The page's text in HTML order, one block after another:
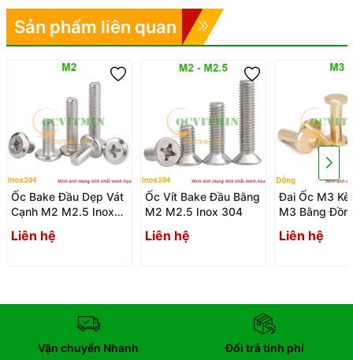
Sản phẩm liên quan
Ốc Bake Đầu Dẹp Vát
Cạnh M2 M2.5 Inox
Liên hệ
Ốc Vít Bake Đầu Bằng
M2 M2.5 Inox 304
Liên hệ
Đai Ốc M3
M3 Bằng
Liên hệ
Vận chuyển Nhanh Đổi trả tính phí